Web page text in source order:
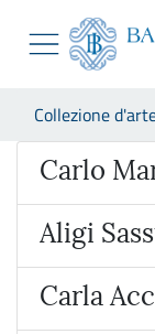
Skip to Main
Vai al sito
Vai al menu di
Vai alla ricerca
Vai al footer
Collezione
Opera
Aligi